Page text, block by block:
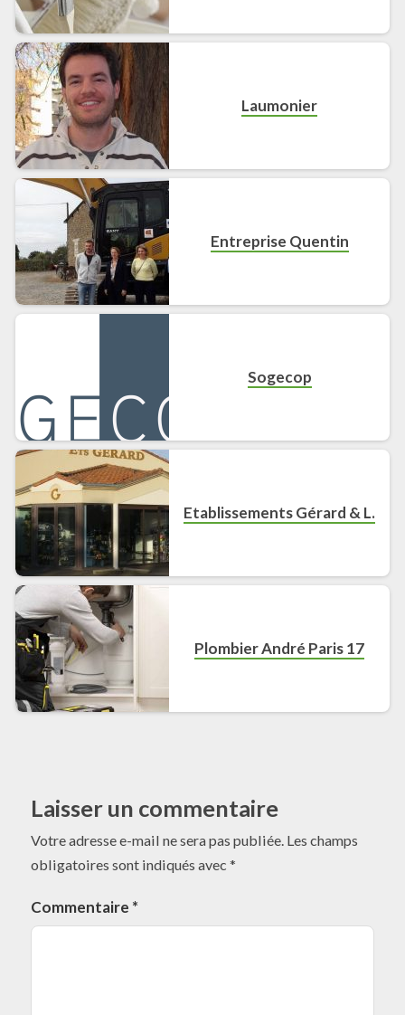
Laumonier
Entreprise Quentin
Sogecop
Etablissements Gérard & L.
Plombier André Paris 17
Laisser un commentaire
Votre adresse e-mail ne sera pas publiée. Les champs
obligatoires sont indiqués avec *
Commentaire *